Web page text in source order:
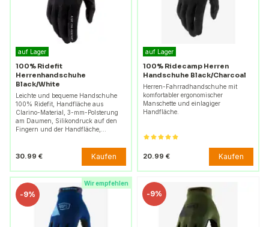
auf Lager
100% Ridefit
Herrenhandschuhe
Black/White
Leichte und bequeme Handschuhe
100% Ridefit, Handfläche aus
Clarino-Material, 3-mm-Polsterung
am Daumen, Silikondruck auf den
Fingern und der Handfläche,…
30.99 € Kaufen
auf Lager
100% Ridecamp Herren
Handschuhe Black/Charcoal
Herren-Fahrradhandschuhe mit
komfortabler ergonomischer
Manschette und einlagiger
Handfläche.
20.99 € Kaufen
Wir empfehlen
-9% -9%